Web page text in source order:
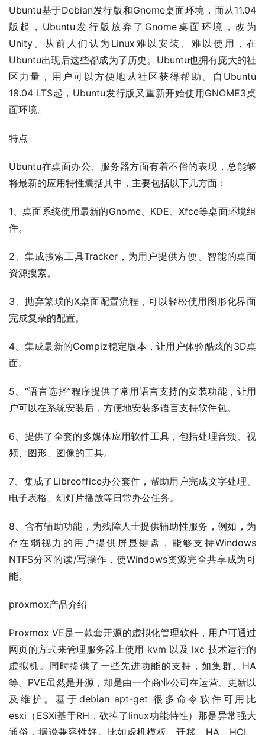
Ubuntu基于Debian发行版和Gnome桌面环境，而从11.04
版起，Ubuntu发行版放弃了Gnome桌面环境，改为
Unity。从前人们认为Linux难以安装、难以使用，在
Ubuntu出现后这些都成为了历史。Ubuntu也拥有庞大的社
区力量，用户可以方便地从社区获得帮助。自Ubuntu
18.04 LTS起，Ubuntu发行版又重新开始使用GNOME3桌
面环境。
特点
Ubuntu在桌面办公、服务器方面有着不俗的表现，总能够
将最新的应用特性囊括其中，主要包括以下几方面：
1、桌面系统使用最新的Gnome、KDE、Xfce等桌面环境组
件。
2、集成搜索工具Tracker，为用户提供方便、智能的桌面
资源搜索。
3、抛弃繁琐的X桌面配置流程，可以轻松使用图形化界面
完成复杂的配置。
4、集成最新的Compiz稳定版本，让用户体验酷炫的3D桌
面。
5、“语言选择”程序提供了常用语言支持的安装功能，让用
户可以在系统安装后，方便地安装多语言支持软件包。
6、提供了全套的多媒体应用软件工具，包括处理音频、视
频、图形、图像的工具。
7、集成了Libreoffice办公套件，帮助用户完成文字处理、
电子表格、幻灯片播放等日常办公任务。
8、含有辅助功能，为残障人士提供辅助性服务，例如，为
存在弱视力的用户提供屏显键盘，能够支持Windows
NTFS分区的读/写操作，使Windows资源完全共享成为可
能。
proxmox产品介绍
Proxmox VE是一款套开源的虚拟化管理软件，用户可通过
网页的方式来管理服务器上使用 kvm 以及 lxc 技术运行的
虚拟机。同时提供了一些先进功能的支持，如集群、HA
等。PVE虽然是开源，却是由一个商业公司在运营、更新以
及维护。基于debian apt-get 很多命令软件可用比
esxi（ESXi基于RH，砍掉了linux功能特性）那是异常强大
通俗，据说兼容性好。比如虚机模板、迁移、HA、HCI、